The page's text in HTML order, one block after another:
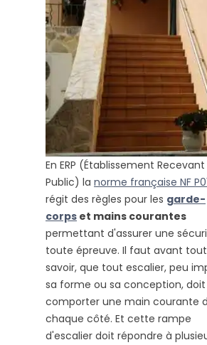
En ERP (Établissement
Public) la norme française NF
régit des règles pour les garde-
corps et mains courantes
permettant d'assurer une
toute épreuve. Il faut avant tout
savoir, que tout escalier, peu
sa forme ou sa conception, doit
comporter une main courante
chaque côté. Et cette rampe
d'escalier doit répondre à